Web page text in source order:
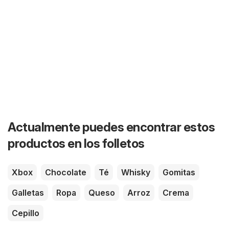
Actualmente puedes encontrar estos
productos en los folletos
Xbox Chocolate Té Whisky
Gomitas
Galletas
Ropa Queso Arroz
Crema
Cepillo